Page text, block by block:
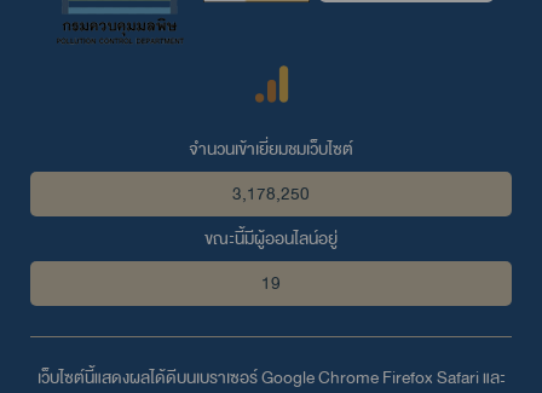
จำนวนเข้าเยี่ยมชมเว็บไซต์
3,178,250
ขณะนี้มีผู้ออนไลน์อยู่
19
เว็บไซต์นี้แสดงผลได้ดีบนเบราเซอร์Google ChromeFirefoxSafariและ